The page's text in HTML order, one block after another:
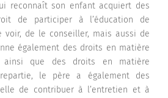
reconnaît son enfant acquiert des
de participer à l’éducation de
voir, de le conseiller, mais aussi de
également des droits en matière
ainsi que des droits en matière
le père a également des
de contribuer à l’entretien et à